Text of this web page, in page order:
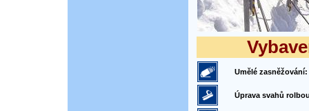
Umělé zasněžování:
Úprava svahů